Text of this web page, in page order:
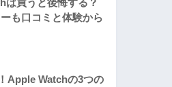
も口コミと体験から
Apple Watchの3つの